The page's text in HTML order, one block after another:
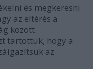
és megkeresni
az eltérés a
között.
tartottuk, hogy a
az